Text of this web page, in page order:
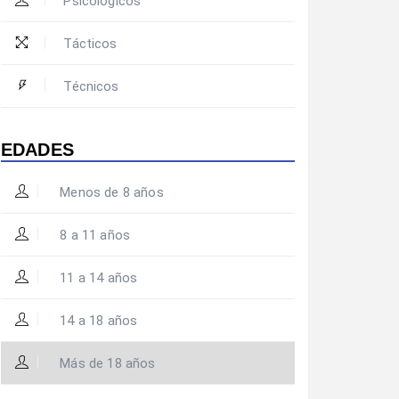
Tácticos
Técnicos
EDADES
Menos de 8 años
8 a 11 años
11 a 14 años
14 a 18 años
Más de 18 años